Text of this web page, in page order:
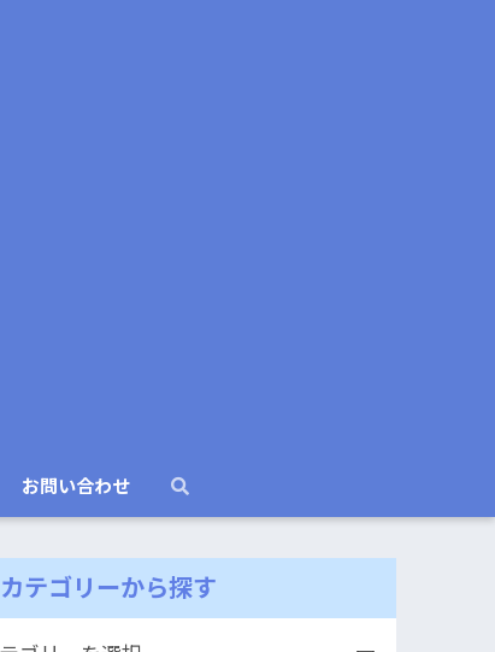
お問い合わせ
カテゴリーから探す